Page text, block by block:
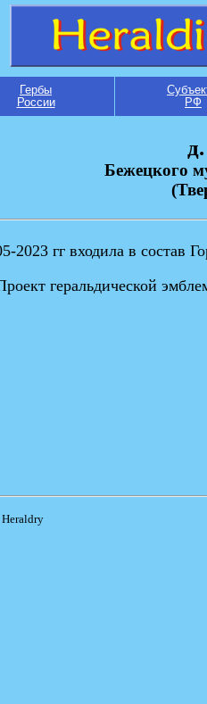
Гербы
России
РФ
Бежецкого
2023 гг входила в состав
геральдической